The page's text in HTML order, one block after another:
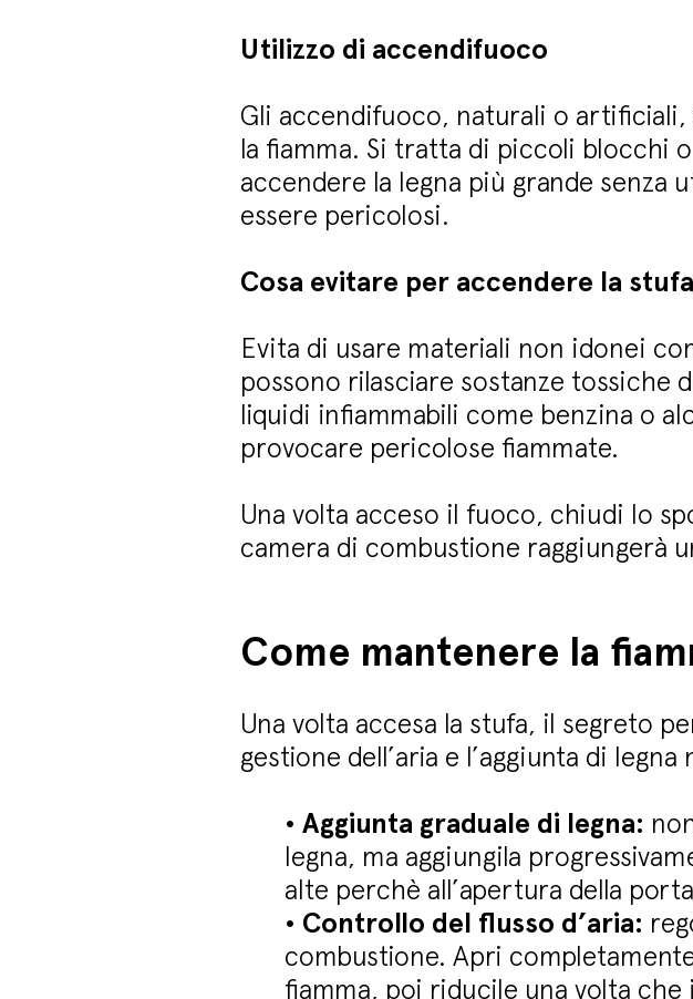
Utilizzo di accendifuoco
Gli accendifuoco, naturali o
la fiamma. Si tratta di piccoli blocchi
accendere la legna più grande senza
essere pericolosi.
Cosa evitare per accendere la
Evita di usare materiali non idonei
possono rilasciare sostanze tossiche
liquidi infiammabili come benzina o
provocare pericolose fiammate.
Una volta acceso il fuoco, chiudi lo
camera di combustione raggiungerà
Come mantenere la
Una volta accesa la stufa, il segreto
gestione dell’aria e l’aggiunta di
• Aggiunta graduale di legna:
legna, ma aggiungila
alte perchè all’apertura della
• Controllo del flusso d’aria:
combustione. Apri
fiamma, poi riducile una volta